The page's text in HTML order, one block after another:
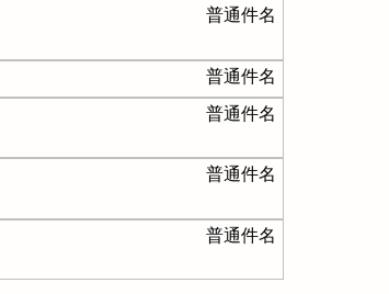
普通件名
普通件名
普通件名
普通件名
普通件名